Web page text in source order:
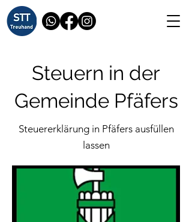
Steuern in der
Gemeinde Pfäfers
Steuererklärung in Pfäfers ausfüllen
lassen